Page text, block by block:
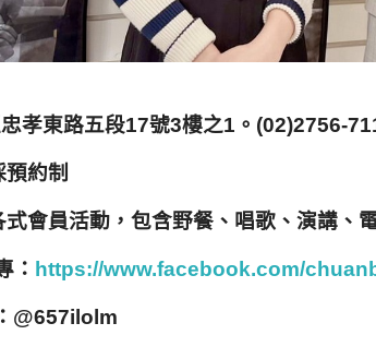
孝東路五段17號3樓之1 。(02)2756-
約制
式會員活動，包含野餐、唱歌、演講、
： https://www.facebook.com/
：@657ilolm